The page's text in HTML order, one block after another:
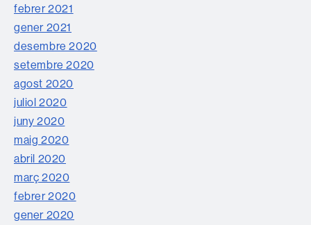
febrer 2021
gener 2021
desembre 2020
setembre 2020
agost 2020
juliol 2020
juny 2020
maig 2020
abril 2020
març 2020
febrer 2020
gener 2020